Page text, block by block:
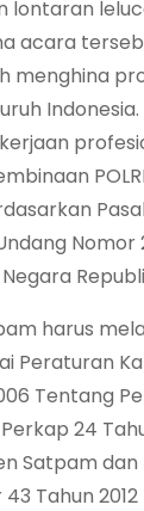
lontaran
acara
menghina
Nomor
harus
Peraturan
Tentang
24
Satpam
Tahun